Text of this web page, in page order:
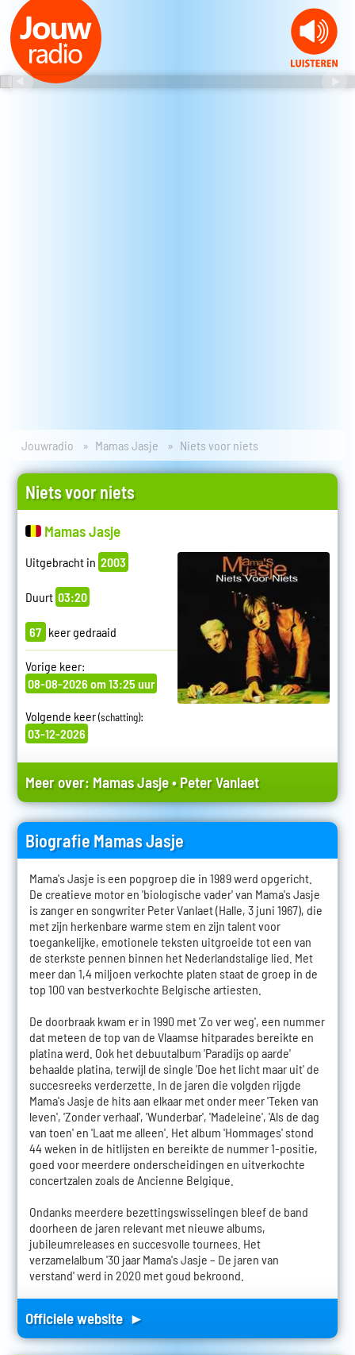
Jouwradio Mamas Jasje Niets voor niets
Niets voor niets
Mamas Jasje
Uitgebracht in 2003
Duurt 03:20
67 keer gedraaid
Vorige keer:
08-08-2026 om 13:25 uur
Volgende keer(schatting):
03-12-2026
Meer over: Mamas Jasje•Peter Vanlaet
Biografie Mamas Jasje
Mama's Jasje is een popgroep die in 1989 werd opgericht.
De creatieve motor en 'biologische vader' van Mama's Jasje
is zanger en songwriter Peter Vanlaet (Halle, 3 juni 1967), die
met zijn herkenbare warme stem en zijn talent voor
toegankelijke, emotionele teksten uitgroeide tot een van
de sterkste pennen binnen het Nederlandstalige lied. Met
meer dan 1,4 miljoen verkochte platen staat de groep in de
top 100 van bestverkochte Belgische artiesten.
De doorbraak kwam er in 1990 met 'Zo ver weg', een nummer
dat meteen de top van de Vlaamse hitparades bereikte en
platina werd. Ook het debuutalbum 'Paradijs op aarde'
behaalde platina, terwijl de single 'Doe het licht maar uit' de
succesreeks verderzette. In de jaren die volgden rijgde
Mama's Jasje de hits aan elkaar met onder meer 'Teken van
leven', 'Zonder verhaal', 'Wunderbar', 'Madeleine', 'Als de dag
van toen' en 'Laat me alleen'. Het album 'Hommages' stond
44 weken in de hitlijsten en bereikte de nummer 1-positie,
goed voor meerdere onderscheidingen en uitverkochte
concertzalen zoals de Ancienne Belgique.
Ondanks meerdere bezettingswisselingen bleef de band
doorheen de jaren relevant met nieuwe albums,
jubileumreleases en succesvolle tournees. Het
verzamelalbum '30 jaar Mama's Jasje – De jaren van
verstand' werd in 2020 met goud bekroond.
Officiele website ►